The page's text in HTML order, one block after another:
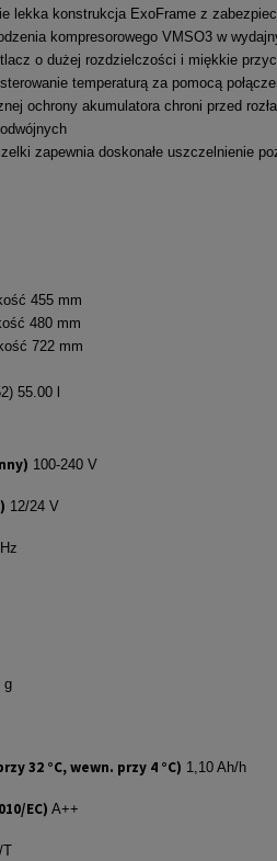
lekka konstrukcja ExoFrame z
kompresorowego VMSO3 w
o dużej rozdzielczości i miękkie
temperaturą za pomocą
ochrony akumulatora chroni przed
zapewnia doskonałe uszczelnienie
455 mm
480 mm
722 mm
55.00 l
100-240 V
12/24 V
g
32 °C, wewn. przy 4 °C) 1,10 Ah/h
EC) A++
T